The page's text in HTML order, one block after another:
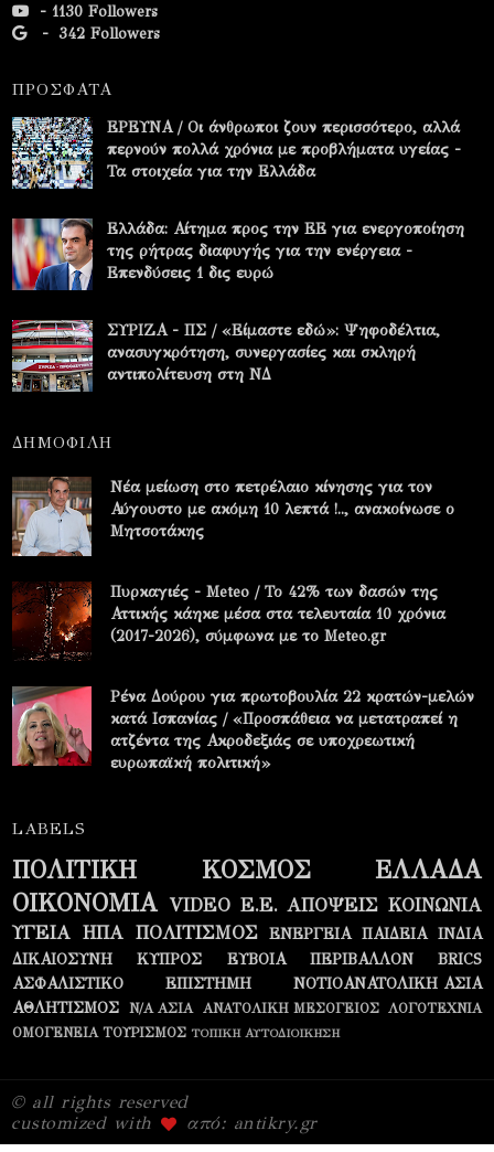
- 1130 Followers
- 342 Followers
ΠΡΟΣΦΑΤΑ
ΕΡΕΥΝΑ / Οι άνθρωποι ζουν περισσότερο, αλλά
περνούν πολλά χρόνια με προβλήματα υγείας -
Τα στοιχεία για την Ελλάδα
Ελλάδα: Αίτημα προς την ΕΕ για ενεργοποίηση
της ρήτρας διαφυγής για την ενέργεια -
Επενδύσεις 1 δις ευρώ
ΣΥΡΙΖΑ - ΠΣ / «Είμαστε εδώ»: Ψηφοδέλτια,
ανασυγκρότηση, συνεργασίες και σκληρή
αντιπολίτευση στη ΝΔ
ΔΗΜΟΦΙΛΗ
Νέα μείωση στο πετρέλαιο κίνησης για τον
Αύγουστο με ακόμη 10 λεπτά !.., ανακοίνωσε ο
Μητσοτάκης
Πυρκαγιές - Meteo / Το 42% των δασών της
Αττικής κάηκε μέσα στα τελευταία 10 χρόνια
(2017-2026), σύμφωνα με το Meteo.gr
Ρένα Δούρου για πρωτοβουλία 22 κρατών-μελών
κατά Ισπανίας / «Προσπάθεια να μετατραπεί η
ατζέντα της Ακροδεξιάς σε υποχρεωτική
ευρωπαϊκή πολιτική»
LABELS
ΠΟΛΙΤΙΚΗ ΚΟΣΜΟΣ
ΕΛΛΑΔΑ
ΟΙΚΟΝΟΜΙΑ VIDEO Ε.Ε. ΑΠΟΨΕΙΣ ΚΟΙΝΩΝΙΑ
ΥΓΕΙΑ ΗΠΑ ΠΟΛΙΤΙΣΜΟΣ ΕΝΕΡΓΕΙΑ ΠΑΙΔΕΙΑ ΙΝΔΙΑ
ΔΙΚΑΙΟΣΥΝΗ
ΚΥΠΡΟΣ ΕΥΒΟΙΑ ΠΕΡΙΒΑΛΛΟΝ
BRICS
ΑΣΦΑΛΙΣΤΙΚΟ
ΕΠΙΣΤΗΜΗ
ΝΟΤΙΟΑΝΑΤΟΛΙΚΗ ΑΣΙΑ
ΑΘΛΗΤΙΣΜΟΣ
Ν/Α ΑΣΙΑ ΑΝΑΤΟΛΙΚΗ ΜΕΣΟΓΕΙΟΣ
ΛΟΓΟΤΕΧΝΙΑ
ΟΜΟΓΕΝΕΙΑ ΤΟΥΡΙΣΜΟΣ ΤΟΠΙΚΗ ΑΥΤΟΔΙΟΙΚΗΣΗ
© all rights reserved
customized with
από: antikry.gr